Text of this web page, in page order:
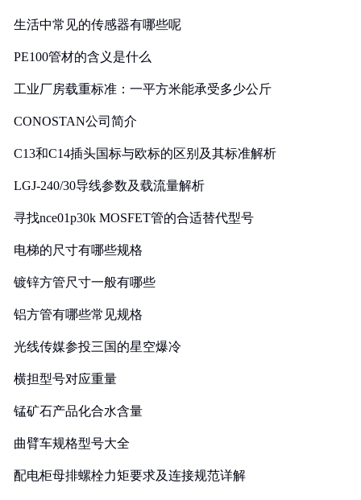
生活中常见的传感器有哪些呢
PE100管材的含义是什么
工业厂房载重标准：一平方米能承受多少公斤
CONOSTAN公司简介
C13和C14插头国标与欧标的区别及其标准解析
LGJ-240/30导线参数及载流量解析
寻找nce01p30k MOSFET管的合适替代型号
电梯的尺寸有哪些规格
镀锌方管尺寸一般有哪些
铝方管有哪些常见规格
光线传媒参投三国的星空爆冷
横担型号对应重量
锰矿石产品化合水含量
曲臂车规格型号大全
配电柜母排螺栓力矩要求及连接规范详解